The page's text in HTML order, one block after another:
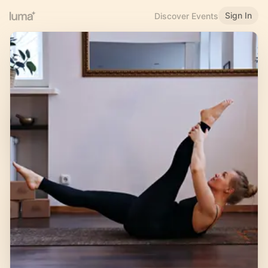
Discover Events Sign In